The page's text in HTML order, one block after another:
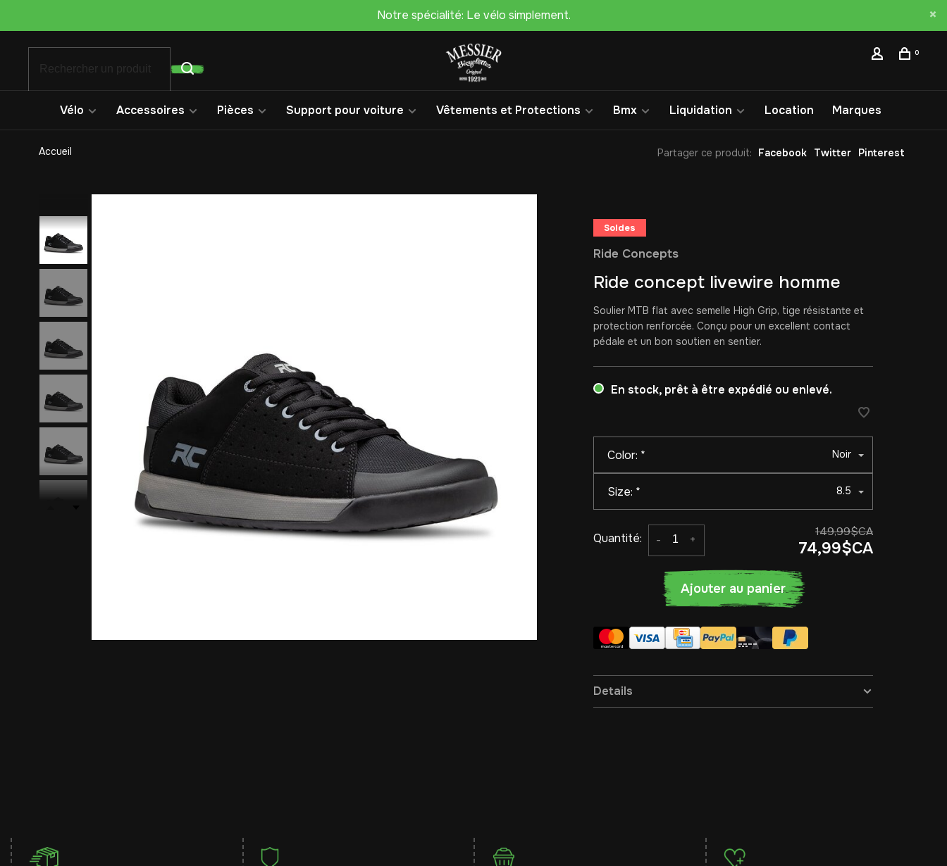
Notre spécialité: Le vélo simplement.
0
Vélo Accessoires Pièces Support pour voiture Vêtements et Protections Bmx Liquidation Location Marques
Accueil Partager ce produit: Facebook Twitter Pinterest
Soldes
Ride Concepts
Ride concept livewire homme
Soulier MTB flat avec semelle High Grip, tige résistante et
protection renforcée. Conçu pour un excellent contact
pédale et un bon soutien en sentier.
En stock, prêt à être expédié ou enlevé.
Color: * Noir
Size: * 8.5
Quantité: +
-
149,99$CA
74,99$CA
Ajouter au panier
Details